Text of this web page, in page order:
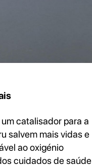
catalisador para a
salvem mais vidas e
ao oxigénio
cuidados de saúde